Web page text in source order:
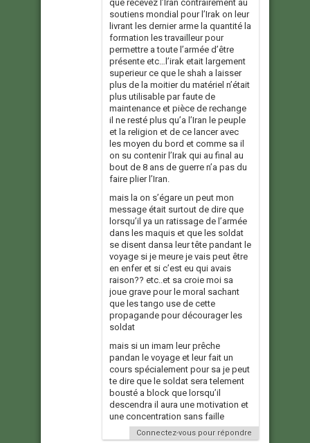
que recevez l’Iran contrairement au
soutiens mondial pour l’Irak on leur
livrant les dernier arme la quantité la
formation les travailleur pour
permettre a toute l’armée d’être
présente etc…l’irak etait largement
superieur ce que le shah a laisser
plus de la moitier du matériel n’était
plus utilisable par faute de
maintenance et pièce de rechange
il ne resté plus qu’a l’Iran le peuple
et la religion et de ce lancer avec
les moyen du bord et comme sa il
on su contenir l’Irak qui au final au
bout de 8 ans de guerre n’a pas du
faire plier l’Iran.
mais la on s’égare un peut mon
message était surtout de dire que
lorsqu’il ya un ratissage de l’armée
dans les maquis et que les soldat
se disent dansa leur tête pandant le
voyage si je meure je vais peut être
en enfer et si c’est eu qui avais
raison?? etc..et sa croie moi sa
joue grave pour le moral sachant
que les tango use de cette
propagande pour décourager les
soldat
mais si un imam leur prêche
pandan le voyage et leur fait un
cours spécialement pour sa je peut
te dire que le soldat sera telement
bousté a block que lorsqu’il
descendra il aura une motivation et
une concentration sans faille
Connectez-vous pour répondre